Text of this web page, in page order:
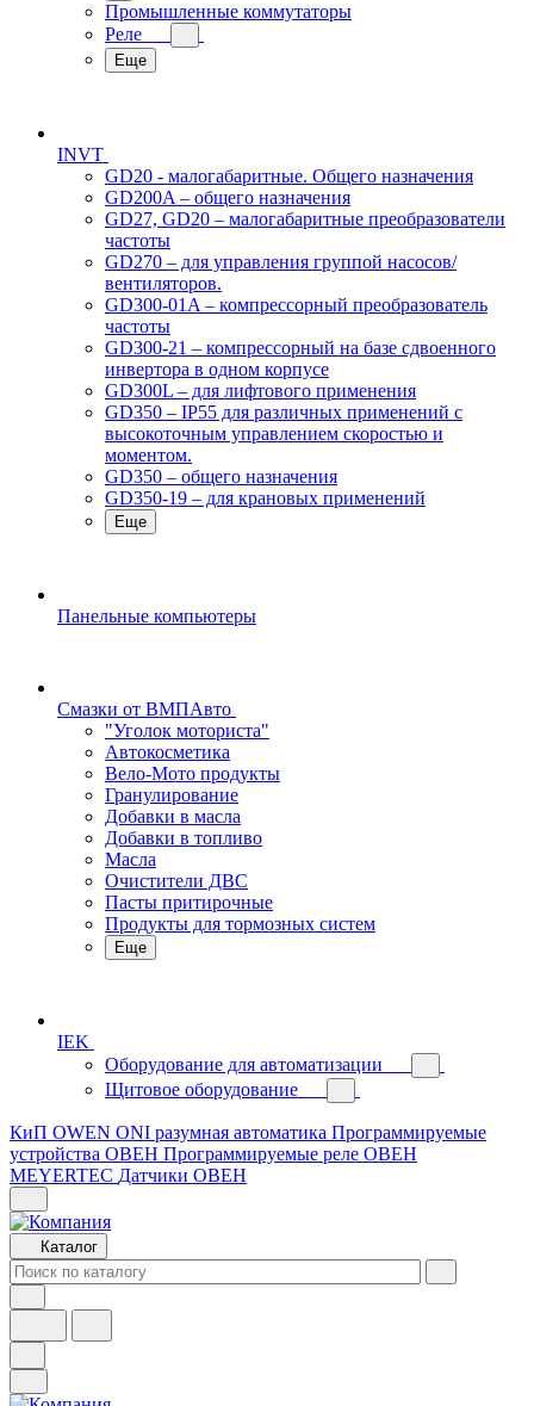
Промышленные коммутаторы
Реле
Еще
INVT
GD20 - малогабаритные. Общего назначения
GD200A – общего назначения
GD27, GD20 – малогабаритные преобразователи
частоты
GD270 – для управления группой насосов/
вентиляторов.
GD300-01A – компрессорный преобразователь
частоты
GD300-21 – компрессорный на базе сдвоенного
инвертора в одном корпусе
GD300L – для лифтового применения
GD350 – IP55 для различных применений с
высокоточным управлением скоростью и
моментом.
GD350 – общего назначения
GD350-19 – для крановых применений
Еще
Панельные компьютеры
Смазки от ВМПАвто
"Уголок моториста"
Автокосметика
Вело-Мото продукты
Гранулирование
Добавки в масла
Добавки в топливо
Масла
Очистители ДВС
Пасты притирочные
Продукты для тормозных систем
Еще
IEK
Оборудование для автоматизации
Щитовое оборудование
КиП OWEN ONI разумная автоматика Программируемые
устройства ОВЕН Программируемые реле ОВЕН
MEYERTEC Датчики ОВЕН
Каталог